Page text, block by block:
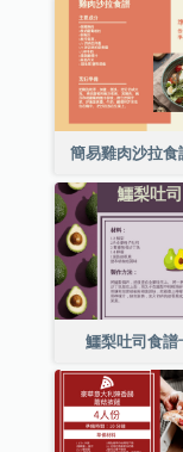
簡易雞肉沙拉食
鱷梨吐司食譜